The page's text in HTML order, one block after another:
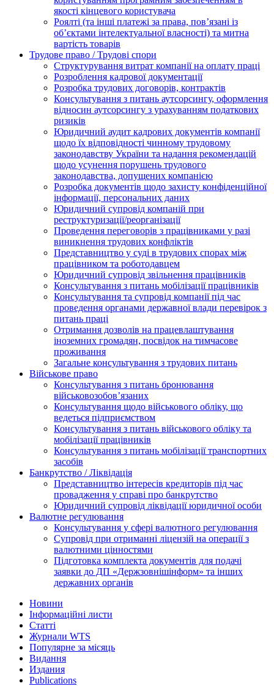
якості кінцевого користувача
Роялті (та інші платежі за права, пов’язані із
об’єктами інтелектуальної власності) та митна
вартість товарів
Трудове право / Трудові спори
Cтруктурування витрат компанії на оплату праці
Розроблення кадрової документації
Розробка трудових договорів, контрактів
Консультування з питань аутсорсингу, оформлення
відносин аутсорсингу з урахуванням податкових
ризиків
Юридичний аудит кадрових документів компанії
щодо їх відповідності чинному трудовому
законодавству України та надання рекомендацій
щодо усунення порушень трудового
законодавства, допущених компанією
Розробка документів щодо захисту конфіденційної
інформації, персональних даних
Юридичний супровід компаній при
реструктуризації/реорганізації
Проведення переговорів з працівниками у разі
виникнення трудових конфліктів
Представництво у суді в трудових спорах між
працівником та роботодавцем
Юридичний супровід звільнення працівників
Консультування з питань мобілізації працівників
Консультування та супровід компанії під час
проведення органами державної влади перевірок з
питань праці
Отримання дозволів на працевлаштування
іноземних громадян, посвідок на тимчасове
проживання
Загальне консультування з трудових питань
Військове право
Консультування з питань бронювання
військовозобов’язаних
Консультування щодо військового обліку, що
ведеться підприємством
Консультування з питань військового обліку та
мобілізації працівників
Консультування з питань мобілізації транспортних
засобів
Банкрутство / Ліквідація
Представництво інтересів кредиторів під час
провадження у справі про банкрутство
Юридичний супровід ліквідації юридичної особи
Валютне регулювання
Консультування у сфері валютного регулювання
Супровід при отриманні ліцензій на операції з
валютними цінностями
Підготовка комплекта документів для подачі
заявки до ДП «Держзовнішінформ» та інших
державних органів
Новини
Інформаційні листи
Статті
Журнали WTS
Популярне за місяць
Видання
Издания
Publications